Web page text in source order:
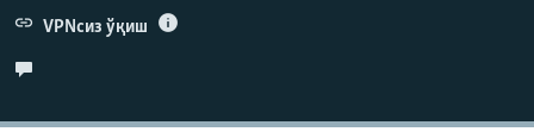
VPNсиз ўқиш